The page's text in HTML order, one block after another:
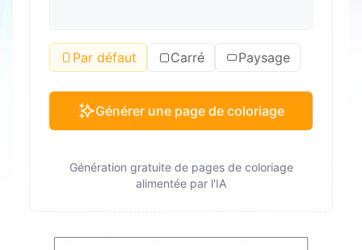
Par défaut Carré Paysage
Générer une page de coloriage
Génération gratuite de pages de coloriage
alimentée par l'IA